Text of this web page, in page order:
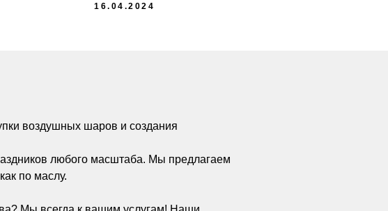
16.04.2024
воздушных шаров и создания
любого масштаба. Мы предлагаем
по маслу.